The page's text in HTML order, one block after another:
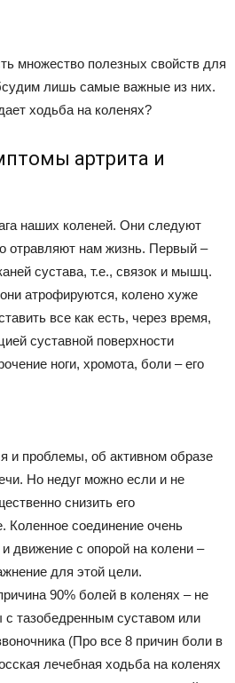
множество полезных свойств для
лишь самые важные из них.
ходьба на коленях?
артрита и
наших коленей. Они следуют
отравляют нам жизнь. Первый –
сустава, т.е., связок и мышц.
атрофируются, колено хуже
все как есть, через время,
суставной поверхности
ноги, хромота, боли – его
и проблемы, об активном образе
Но недуг можно если и не
снизить его
Коленное соединение очень
движение с опорой на колени –
для этой цели.
90% болей в коленях – не
тазобедренным суставом или
(Про все 8 причин боли в
лечебная ходьба на коленях